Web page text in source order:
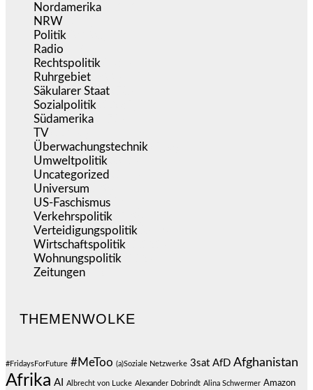
Nordamerika
NRW
Politik
Radio
Rechtspolitik
Ruhrgebiet
Säkularer Staat
Sozialpolitik
Südamerika
TV
Überwachungstechnik
Umweltpolitik
Uncategorized
Universum
US-Faschismus
Verkehrspolitik
Verteidigungspolitik
Wirtschaftspolitik
Wohnungspolitik
Zeitungen
THEMENWOLKE
#FridaysForFuture #MeToo (a)Soziale Netzwerke 3sat AfD Afghanistan
Afrika AI Albrecht von Lucke Alexander Dobrindt Alina Schwermer Amazon